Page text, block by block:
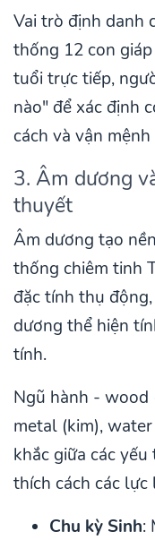
Vai trò định danh
thống 12 con
tuổi trực tiếp,
nào" để xác định
cách và vận
3. Âm dương
thuyết
Âm dương tạo
thống chiêm tinh
đặc tính thụ
dương thể hiện
tính.
Ngũ hành - wood
metal (kim),
khắc giữa các
thích cách các
Chu kỳ Sinh: